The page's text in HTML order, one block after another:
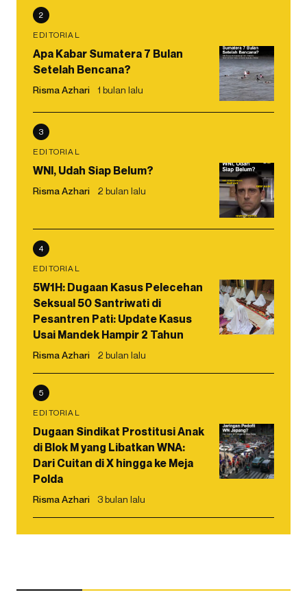
2
EDITORIAL
Apa Kabar Sumatera 7 Bulan
Setelah Bencana?
Risma Azhari 1 bulan lalu
3
EDITORIAL
WNI, Udah Siap Belum?
Risma Azhari 2 bulan lalu
4
EDITORIAL
5W1H: Dugaan Kasus Pelecehan
Seksual 50 Santriwati di
Pesantren Pati: Update Kasus
Usai Mandek Hampir 2 Tahun
Risma Azhari 2 bulan lalu
5
EDITORIAL
Dugaan Sindikat Prostitusi Anak
di Blok M yang Libatkan WNA:
Dari Cuitan di X hingga ke Meja
Polda
Risma Azhari 3 bulan lalu